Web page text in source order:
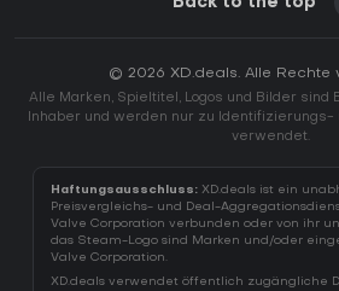
© 2026 XD.deals. Alle Rechte
Alle Marken, Spieltitel, Logos und Bilder
Inhaber und werden nur zu Identifizierungs-
verwendet.
Haftungsausschluss: XD.deals ist ein
Preisvergleichs- und Deal-
Valve Corporation verbunden oder von ihr
das Steam-Logo sind Marken und/oder
Valve Corporation.
XD.deals verwendet öffentlich zugängliche